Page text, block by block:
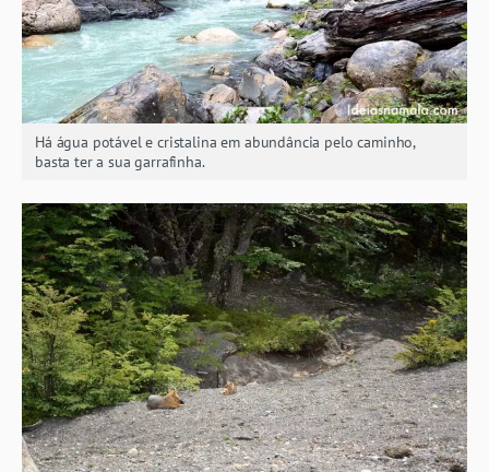
Há água potável e cristalina em abundância pelo caminho,
basta ter a sua garrafinha.